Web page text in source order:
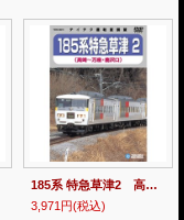
185系 特急草津2 高崎－万座・鹿沢口 【DVD】※販売を終了しました。
3,971円(税込)